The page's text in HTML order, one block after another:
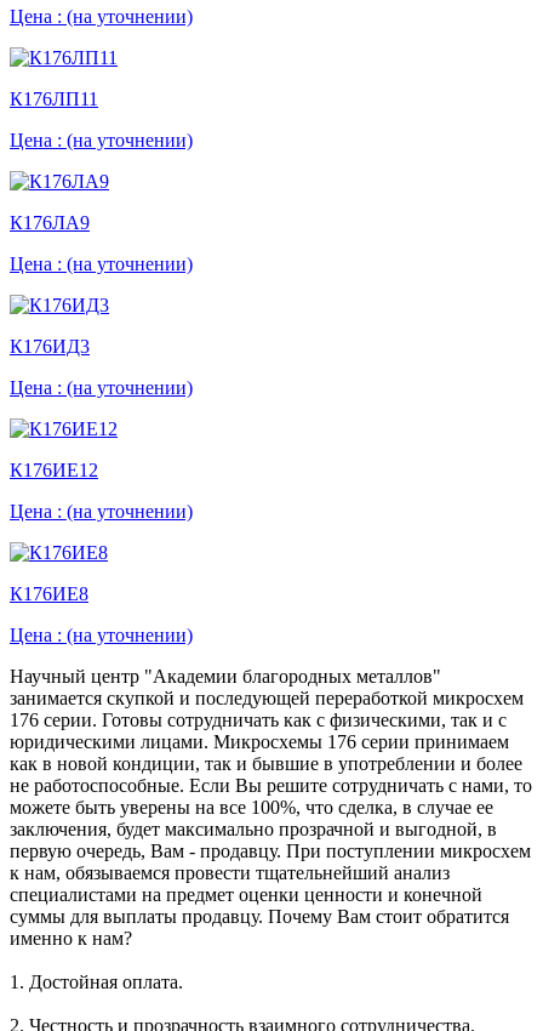
Цена : (на уточнении)
К176ЛП11
Цена : (на уточнении)
К176ЛА9
Цена : (на уточнении)
К176ИД3
Цена : (на уточнении)
К176ИЕ12
Цена : (на уточнении)
К176ИЕ8
Цена : (на уточнении)
Научный центр "Академии благородных металлов"
занимается скупкой и последующей переработкой микросхем
176 серии. Готовы сотрудничать как с физическими, так и с
юридическими лицами. Микросхемы 176 серии принимаем
как в новой кондиции, так и бывшие в употреблении и более
не работоспособные. Если Вы решите сотрудничать с нами, то
можете быть уверены на все 100%, что сделка, в случае ее
заключения, будет максимально прозрачной и выгодной, в
первую очередь, Вам - продавцу. При поступлении микросхем
к нам, обязываемся провести тщательнейший анализ
специалистами на предмет оценки ценности и конечной
суммы для выплаты продавцу. Почему Вам стоит обратится
именно к нам?
1. Достойная оплата.
2. Честность и прозрачность взаимного сотрудничества.